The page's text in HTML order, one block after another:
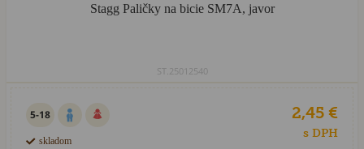
Stagg Paličky na bicie SM7A, javor
ST.25012540
5-18
skladom
2,45 €
s DPH